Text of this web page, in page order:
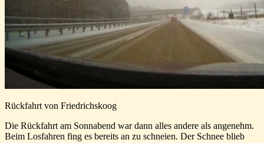
Rückfahrt von Friedrichskoog
Die Rückfahrt am Sonnabend war dann alles andere als angenehm.
Beim Losfahren fing es bereits an zu schneien. Der Schnee blieb